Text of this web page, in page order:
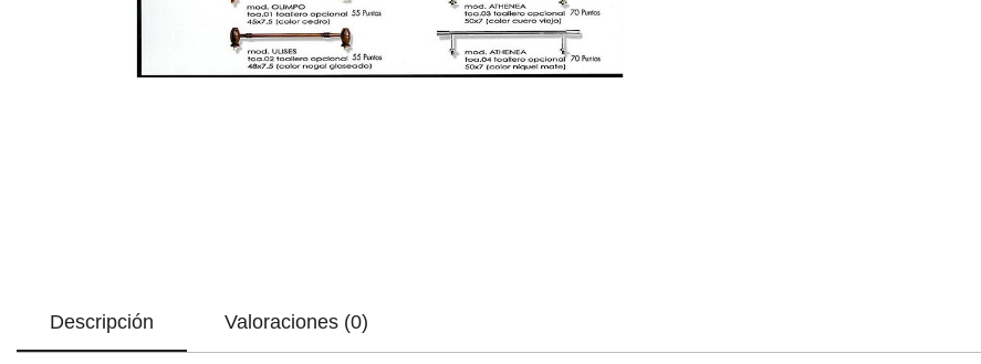
Descripción Valoraciones (0)